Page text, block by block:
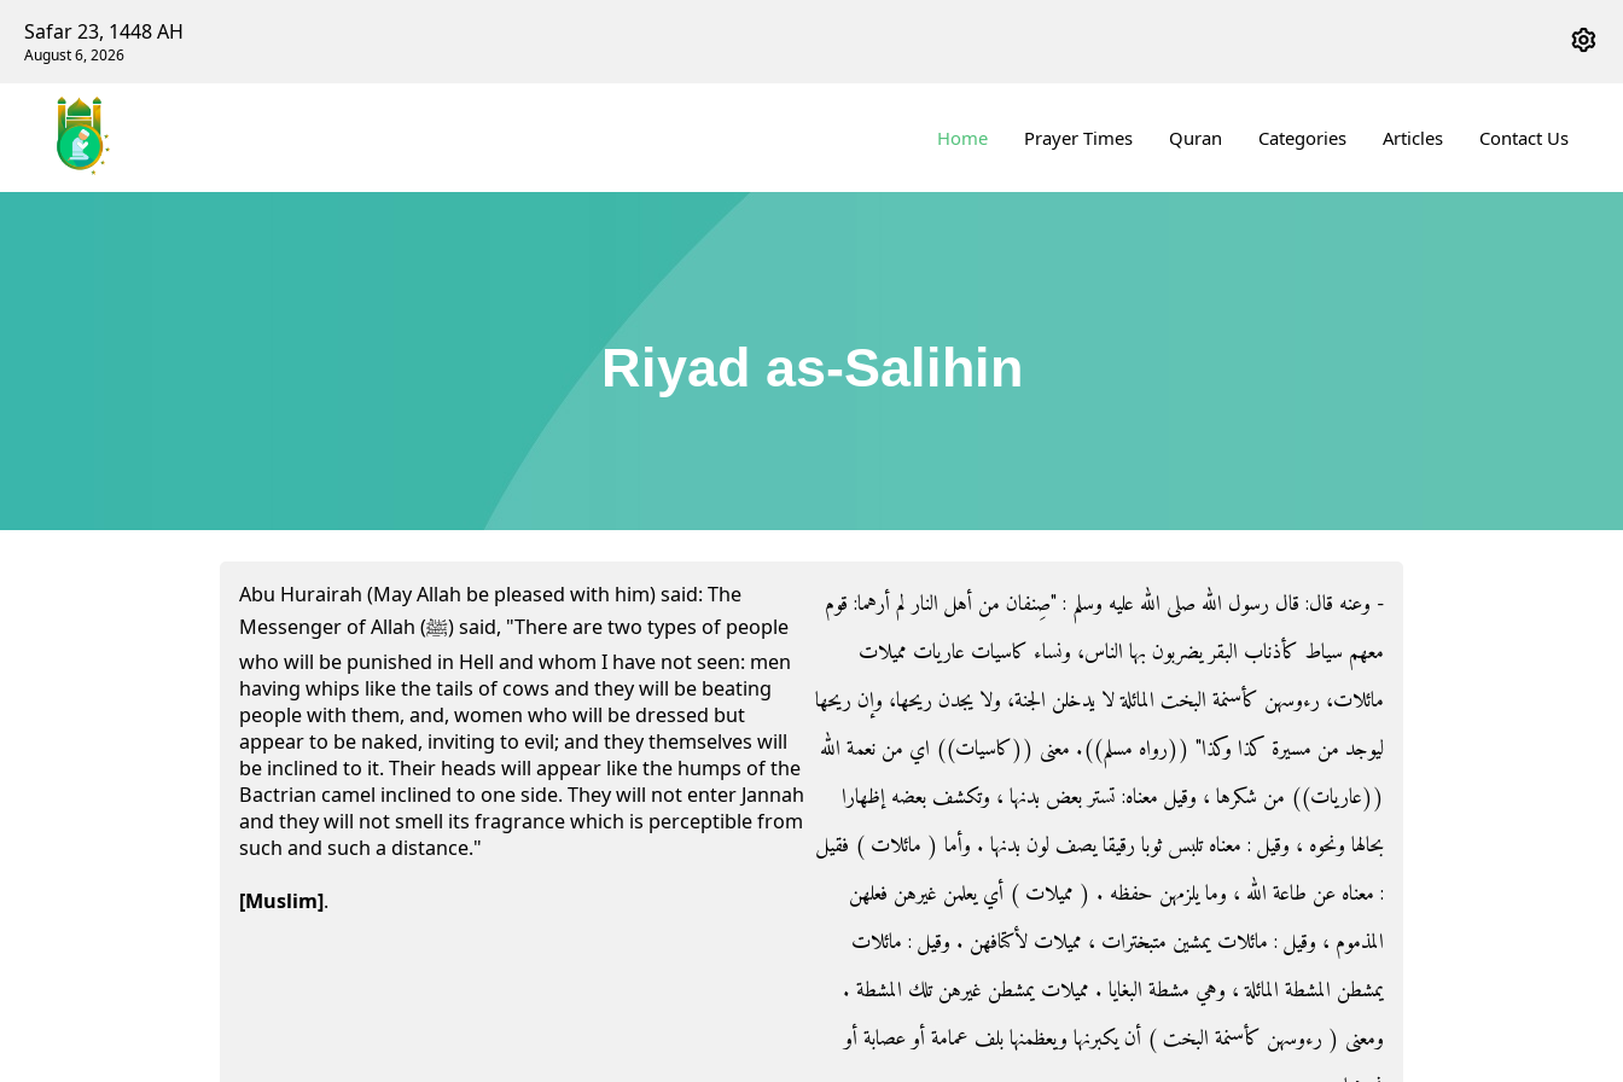
Safar 23, 1448 AH
August 6, 2026
Home Prayer Times Quran Categories Articles Contact Us
Riyad as-Salihin
Abu Hurairah (May Allah be pleased with him) said: The
Messenger of Allah (ﷺ) said, "There are two types of people
who will be punished in Hell and whom I have not seen: men
having whips like the tails of cows and they will be beating
people with them, and, women who will be dressed but
appear to be naked, inviting to evil; and they themselves will
be inclined to it. Their heads will appear like the humps of the
Bactrian camel inclined to one side. They will not enter Jannah
and they will not smell its fragrance which is perceptible from
such and such a distance."
[Muslim].
- وعنه قال‏:‏ قال رسول الله صلى الله عليه وسلم ‏:‏ ‏"‏صِنفان من أهل النار لم أرهما‏:‏ قوم
معهم سياط كأذناب البقر يضربون بها الناس، ونساء كاسيات عاريات مميلات
مائلات، رءوسهن كأسنمة البخت المائلة لا يدخلن الجنة، ولا يجدن ريحها، وإن ريحها
ليوجد من مسيرة كذا وكذا‏"‏ ‏(‏‏(‏رواه مسلم‏)‏‏)‏‏.‏ معنى ((كاسيات)) اي من نعمة الله
((عاريات)) من شكرها ، وقيل معناه: تستر بعض بدنها ، وتكشف بعضه إظهارا
بحالها ونحوه ، وقيل : معناه تلبس ثوبا رقيقا يصف لون بدنها . وأما ( مائلات ) فقيل
: معناه عن طاعة الله ، وما يلزمهن حفظه . ( مميلات ) أي يعلمن غيرهن فعلهن
المذموم ، وقيل : مائلات يمشين متبخترات ، مميلات لأكتافهن . وقيل : مائلات
يمشطن المشطة المائلة ، وهي مشطة البغايا . مميلات يمشطن غيرهن تلك المشطة .
ومعنى ( رءوسهن كأسنمة البخت ) أن يكبرنها ويعظمنها بلف عمامة أو عصابة أو